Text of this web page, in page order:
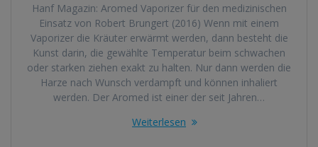
Hanf Magazin: Aromed Vaporizer für den medizinischen
Einsatz von Robert Brungert (2016) Wenn mit einem
Vaporizer die Kräuter erwärmt werden, dann besteht die
Kunst darin, die gewählte Temperatur beim schwachen
oder starken ziehen exakt zu halten. Nur dann werden die
Harze nach Wunsch verdampft und können inhaliert
werden. Der Aromed ist einer der seit Jahren…
Weiterlesen